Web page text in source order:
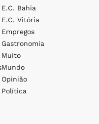
E.c. Bahia
E.c. Vitória
Empregos
Gastronomia
Muito
Mundo
Opinião
Política